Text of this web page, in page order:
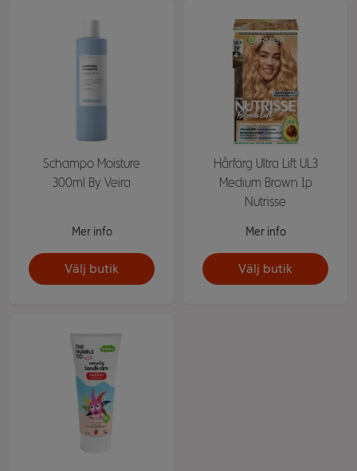
Schampo Moisture
300ml By Veira
Mer info
Välj butik
Hårfärg Ultra Lift UL3
Medium Brown 1p
Nutrisse
Mer info
Välj butik